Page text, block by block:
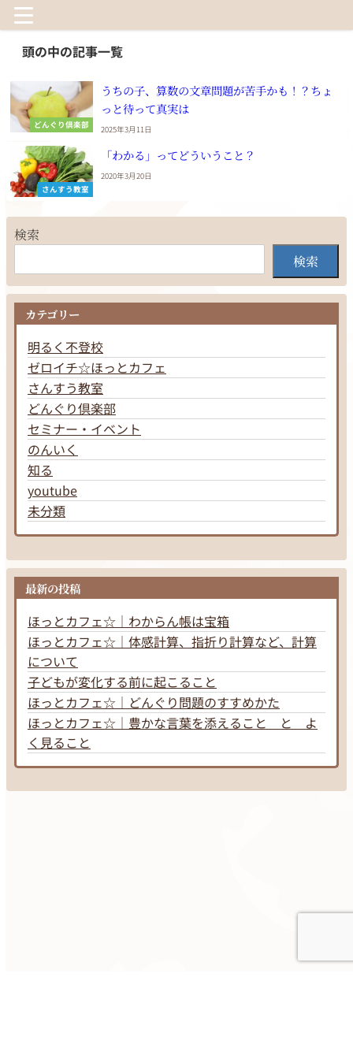
頭の中の記事一覧
どんぐり倶楽部
うちの子、算数の文章問題が苦手かも！？ちょ
っと待って真実は
2025年3月11日
さんすう教室
「わかる」ってどういうこと？
2020年3月20日
検索
検索
カテゴリー
明るく不登校
ゼロイチ☆ほっとカフェ
さんすう教室
どんぐり倶楽部
セミナー・イベント
のんいく
知る
youtube
未分類
最新の投稿
ほっとカフェ☆｜わからん帳は宝箱
ほっとカフェ☆｜体感計算、指折り計算など、計算
について
子どもが変化する前に起こること
ほっとカフェ☆｜どんぐり問題のすすめかた
ほっとカフェ☆｜豊かな言葉を添えること と よ
く見ること